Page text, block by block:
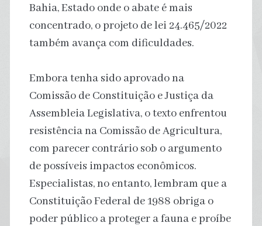
Bahia, Estado onde o abate é mais
concentrado, o projeto de lei 24.465/2022
também avança com dificuldades.
Embora tenha sido aprovado na
Comissão de Constituição e Justiça da
Assembleia Legislativa, o texto enfrentou
resistência na Comissão de Agricultura,
com parecer contrário sob o argumento
de possíveis impactos econômicos.
Especialistas, no entanto, lembram que a
Constituição Federal de 1988 obriga o
poder público a proteger a fauna e proíbe